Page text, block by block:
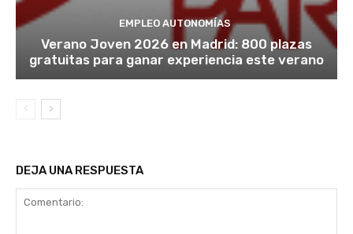
EMPLEO AUTONOMÍAS
Verano Joven 2026 en Madrid: 800 plazas
gratuitas para ganar experiencia este verano
DEJA UNA RESPUESTA